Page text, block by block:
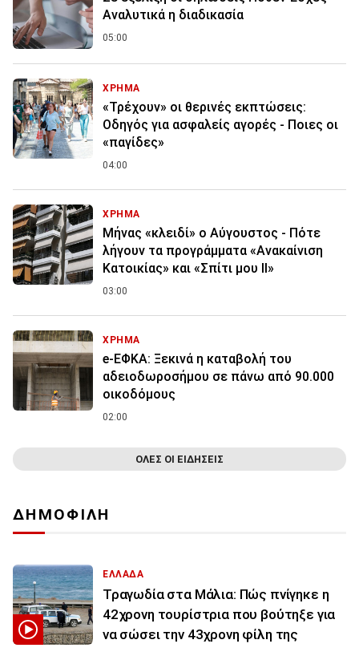
Αναλυτικά η διαδικασία
05:00
ΧΡΗΜΑ
«Τρέχουν» οι θερινές εκπτώσεις:
Οδηγός για ασφαλείς αγορές - Ποιες οι
«παγίδες»
04:00
ΧΡΗΜΑ
Μήνας «κλειδί» ο Αύγουστος - Πότε
λήγουν τα προγράμματα «Ανακαίνιση
Κατοικίας» και «Σπίτι μου ΙΙ»
03:00
ΧΡΗΜΑ
e-ΕΦΚΑ: Ξεκινά η καταβολή του
αδειοδωροσήμου σε πάνω από 90.000
οικοδόμους
02:00
ΟΛΕΣ ΟΙ ΕΙΔΗΣΕΙΣ
ΔΗΜΟΦΙΛΗ
ΕΛΛΑΔΑ
Τραγωδία στα Μάλια: Πώς πνίγηκε η
42χρονη τουρίστρια που βούτηξε για
να σώσει την 43χρονη φίλη της